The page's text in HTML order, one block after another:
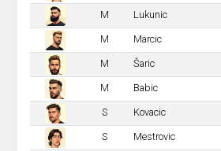
M Lukunic
M Marcic
M Šaric
M Babic
S Kovacic
S Mestrovic